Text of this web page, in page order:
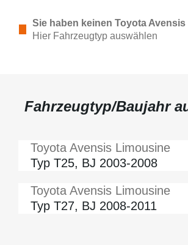
Sie haben keinen Toyota
Hier Fahrzeugtyp auswählen
Fahrzeugtyp/Baujahr
Toyota Avensis Limousine
Typ T25, BJ 2003-2008
Toyota Avensis Limousine
Typ T27, BJ 2008-2011